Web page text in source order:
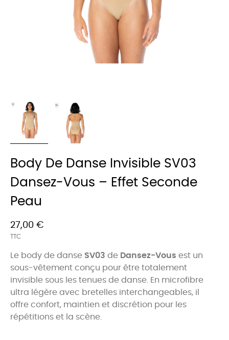
Body De Danse Invisible SV03
Dansez-Vous – Effet Seconde
Peau
27,00 €
TTC
Le body de danse SV03 de Dansez-Vous est un
sous-vêtement conçu pour être totalement
invisible sous les tenues de danse. En microfibre
ultra légère avec bretelles interchangeables, il
offre confort, maintien et discrétion pour les
répétitions et la scène.